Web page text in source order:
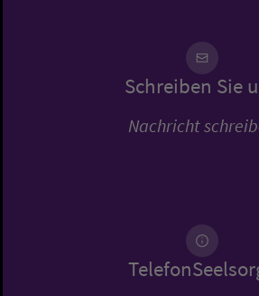
Schreiben Sie
Nachricht